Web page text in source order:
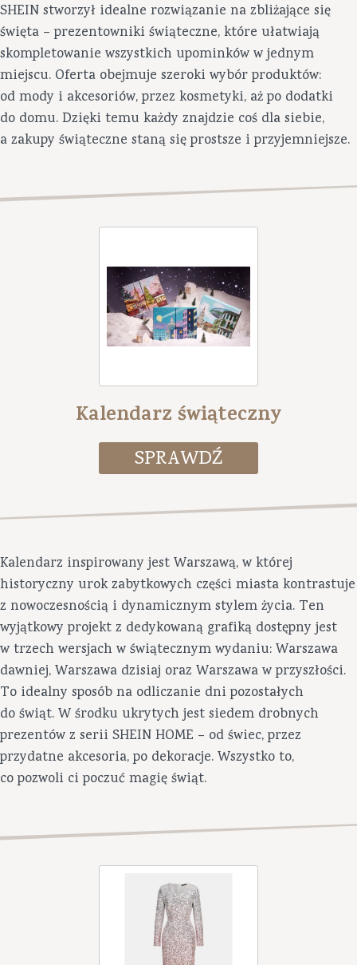
SHEIN stworzył idealne rozwiązanie na zbliżające się
święta – prezentowniki świąteczne, które ułatwiają
skompletowanie wszystkich upominków w jednym
miejscu. Oferta obejmuje szeroki wybór produktów:
od mody i akcesoriów, przez kosmetyki, aż po dodatki
do domu. Dzięki temu każdy znajdzie coś dla siebie,
a zakupy świąteczne staną się prostsze i przyjemniejsze.
Kalendarz świąteczny
Kalendarz inspirowany jest Warszawą, w której
historyczny urok zabytkowych części miasta kontrastuje
z nowoczesnością i dynamicznym stylem życia. Ten
wyjątkowy projekt z dedykowaną grafiką dostępny jest
w trzech wersjach w świątecznym wydaniu: Warszawa
dawniej, Warszawa dzisiaj oraz Warszawa w przyszłości.
To idealny sposób na odliczanie dni pozostałych
do świąt. W środku ukrytych jest siedem drobnych
prezentów z serii SHEIN HOME – od świec, przez
przydatne akcesoria, po dekoracje. Wszystko to,
co pozwoli ci poczuć magię świąt.